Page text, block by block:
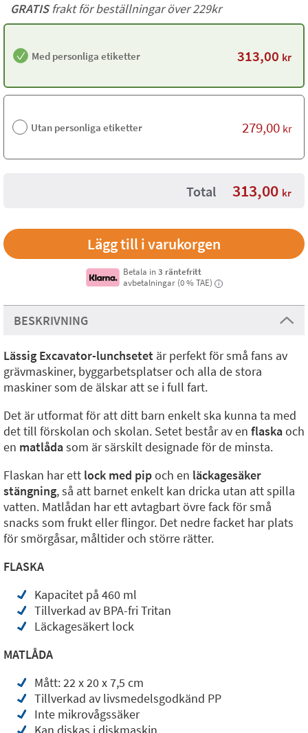
GRATISfrakt för beställningar över 229kr
Med personliga etiketter 313,00 kr
Utan personliga etiketter 279,00 kr
Total 313,00 kr
Betala in 3 räntefritt
avbetalningar (0 % TAE)
i
BESKRIVNING
Lässig Excavator-lunchsetet är perfekt för små fans av
grävmaskiner, byggarbetsplatser och alla de stora
maskiner som de älskar att se i full fart.
Det är utformat för att ditt barn enkelt ska kunna ta med
det till förskolan och skolan. Setet består av en flaskaoch
en matlådasom är särskilt designade för de minsta.
Flaskan har ett lock med pipoch en läckagesäker
stängning, så att barnet enkelt kan dricka utan att spilla
vatten. Matlådan har ett avtagbart övre fack för små
snacks som frukt eller flingor. Det nedre facket har plats
för smörgåsar, måltider och större rätter.
FLASKA
Kapacitet på 460 ml
Tillverkad av BPA-fri Tritan
Läckagesäkert lock
MATLÅDA
Mått: 22 x 20 x 7,5 cm
Tillverkad av livsmedelsgodkänd PP
Inte mikrovågssäker